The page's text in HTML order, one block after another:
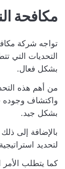
مكافحة
تواجه شركة
التحديات التي
بشكل فعال.
من أهم هذه
واكتشاف وجوده
بشكل جيد.
بالإضافة إلى
لتحديد
كما يتطلب الأمر